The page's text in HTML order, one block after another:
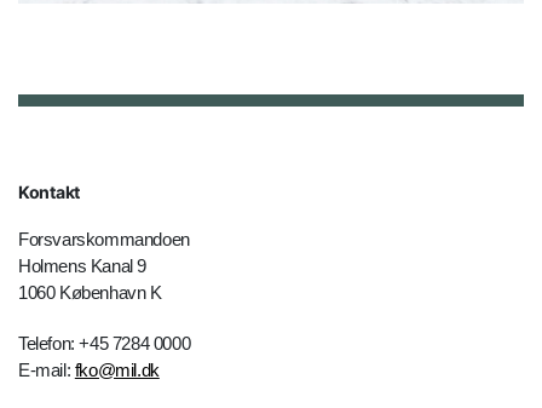
Kontakt
Forsvarskommandoen
Holmens Kanal 9
1060 København K
Telefon: +45 7284 0000
E-mail: fko@mil.dk